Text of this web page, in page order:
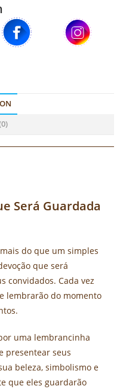
Será Guardada
do que um simples
que será
convidados. Cada vez
lembrarão do momento
uma lembrancinha
presentear seus
beleza, simbolismo e
que eles guardarão